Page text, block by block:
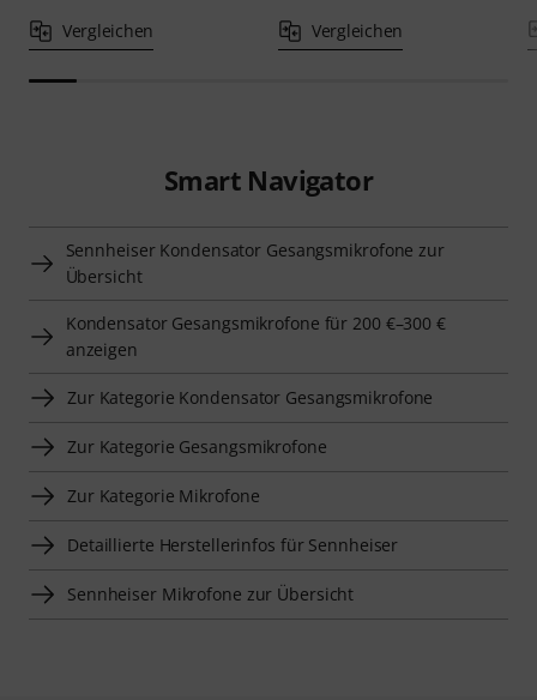
Vergleichen Vergleichen
Smart Navigator
Sennheiser Kondensator Gesangsmikrofone zur
Übersicht
Kondensator Gesangsmikrofone für 200 €–300 €
anzeigen
Zur Kategorie Kondensator Gesangsmikrofone
Zur Kategorie Gesangsmikrofone
Zur Kategorie Mikrofone
Detaillierte Herstellerinfos für Sennheiser
Sennheiser Mikrofone zur Übersicht